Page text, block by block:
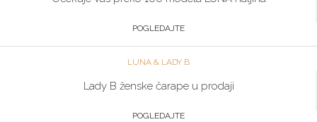
POGLEDAJTE
LUNA & LADY B
Lady B ženske čarape u prodaji
POGLEDAJTE